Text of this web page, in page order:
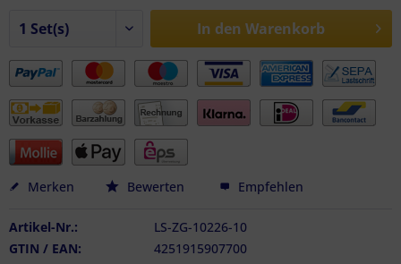
In den Warenkorb
Merken Bewerten Empfehlen
Artikel-Nr.:
LS-ZG-10226-10
GTIN / EAN:
4251915907700